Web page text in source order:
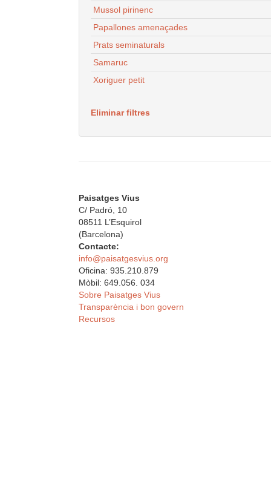
Mussol pirinenc
Papallones amenaçades
Prats seminaturals
Samaruc
Xoriguer petit
Eliminar filtres
Paisatges Vius
C/ Padró, 10
08511 L’Esquirol
(Barcelona)
Contacte:
info@paisatgesvius.org
Oficina: 935.210.879
Mòbil: 649.056. 034
Sobre Paisatges Vius
Transparència i bon govern
Recursos